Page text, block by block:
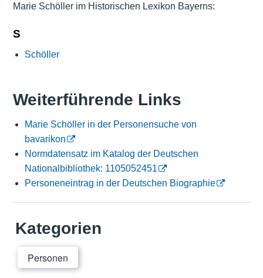
Marie Schöller im Historischen Lexikon Bayerns:
S
Schöller
Weiterführende Links
Marie Schöller in der Personensuche von
bavarikon
Normdatensatz im Katalog der Deutschen
Nationalbibliothek: 1105052451
Personeneintrag in der Deutschen Biographie
Kategorien
Personen